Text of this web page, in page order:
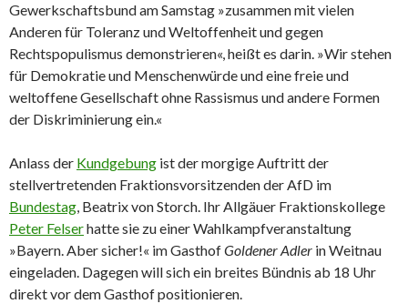
Gewerkschaftsbund am Samstag »zusammen mit vielen
Anderen für Toleranz und Weltoffenheit und gegen
Rechtspopulismus demonstrieren«, heißt es darin. »Wir stehen
für Demokratie und Menschenwürde und eine freie und
weltoffene Gesellschaft ohne Rassismus und andere Formen
der Diskriminierung ein.«
Anlass der Kundgebung ist der morgige Auftritt der
stellvertretenden Fraktionsvorsitzenden der AfD im
Bundestag, Beatrix von Storch. Ihr Allgäuer Fraktionskollege
Peter Felserhatte sie zu einer Wahlkampfveranstaltung
»Bayern. Aber sicher!« im GasthofGoldener Adler in Weitnau
eingeladen. Dagegen will sich ein breites Bündnis ab 18 Uhr
direkt vor dem Gasthof positionieren.